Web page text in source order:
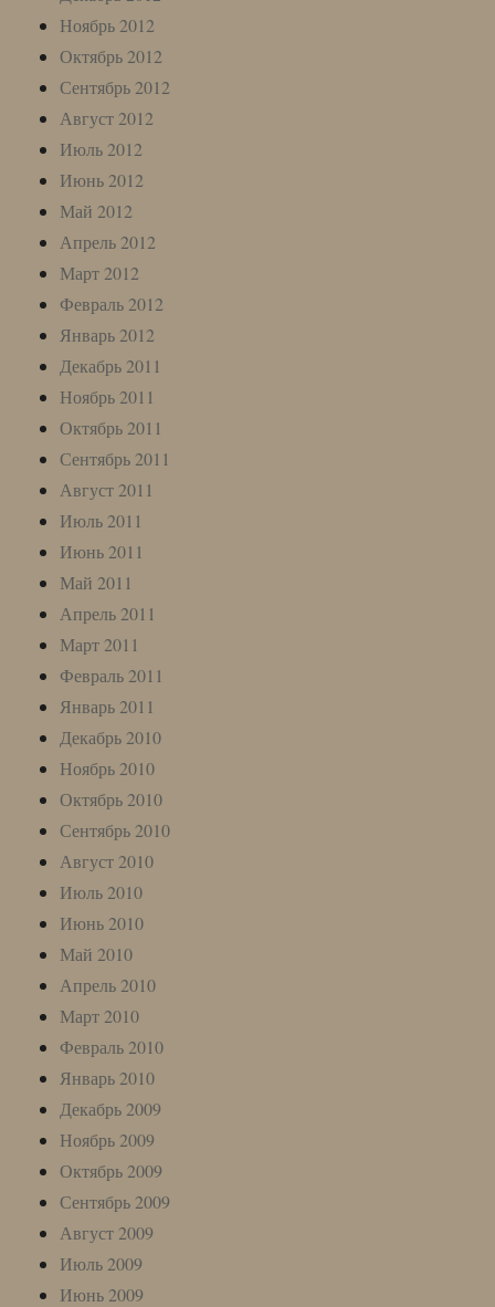
Ноябрь 2012
Октябрь 2012
Сентябрь 2012
Август 2012
Июль 2012
Июнь 2012
Май 2012
Апрель 2012
Март 2012
Февраль 2012
Январь 2012
Декабрь 2011
Ноябрь 2011
Октябрь 2011
Сентябрь 2011
Август 2011
Июль 2011
Июнь 2011
Май 2011
Апрель 2011
Март 2011
Февраль 2011
Январь 2011
Декабрь 2010
Ноябрь 2010
Октябрь 2010
Сентябрь 2010
Август 2010
Июль 2010
Июнь 2010
Май 2010
Апрель 2010
Март 2010
Февраль 2010
Январь 2010
Декабрь 2009
Ноябрь 2009
Октябрь 2009
Сентябрь 2009
Август 2009
Июль 2009
Июнь 2009